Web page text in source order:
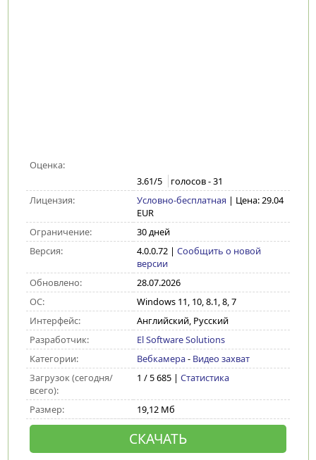
Оценка:
3.61/5 голосов -31
Лицензия:
Условно-бесплатная | Цена: 29.04
EUR
Ограничение:
30 дней
Версия:
4.0.0.72| Сообщить о новой
версии
Обновлено:
28.07.2026
ОС:
Windows 11, 10, 8.1, 8, 7
Интерфейс:
Английский, Русский
Разработчик:
El Software Solutions
Категории:
Вебкамера- Видео захват
Загрузок (сегодня/
всего):
1 / 5 685 | Статистика
Размер: 19,12 Мб
СКАЧАТЬ